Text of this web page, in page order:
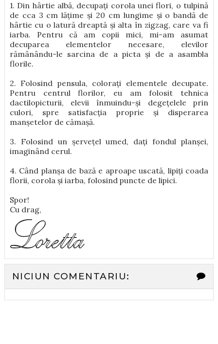
1. Din hârtie albă, decupați corola unei flori, o tulpină
de cca 3 cm lățime și 20 cm lungime și o bandă de
hârtie cu o latură dreaptă și alta în zigzag, care va fi
iarba. Pentru că am copii mici, mi-am asumat
decuparea elementelor necesare, elevilor
rămânându-le sarcina de a picta și de a asambla
florile.
2. Folosind pensula, colorați elementele decupate.
Pentru centrul florilor, eu am folosit tehnica
dactilopicturii, elevii înmuindu-și degețelele prin
culori, spre satisfacția proprie și disperarea
manșetelor de cămașă.
3. Folosind un șervețel umed, dați fondul planșei,
imaginând cerul.
4. Când planșa de bază e aproape uscată, lipiți coada
florii, corola și iarba, folosind puncte de lipici.
Spor!
Cu drag,
NICIUN COMENTARIU: